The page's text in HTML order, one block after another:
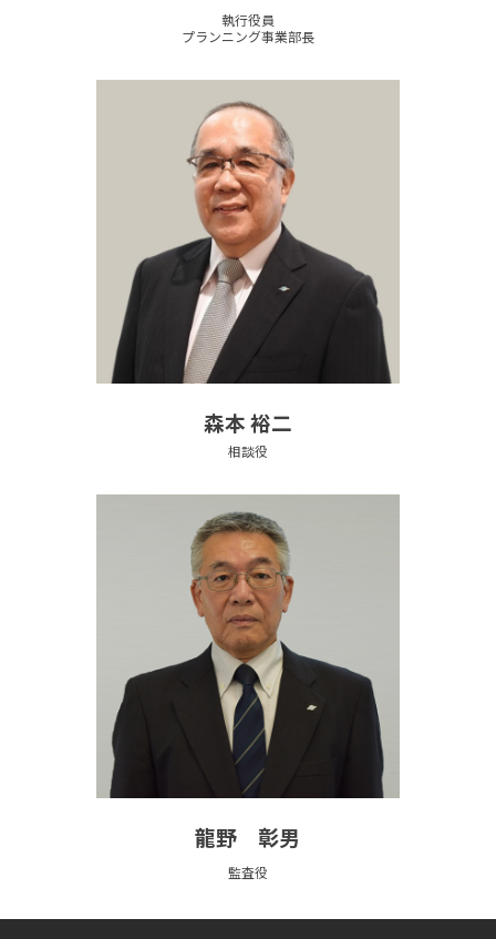
執行役員
プランニング事業部長
森本 裕二
相談役
龍野 彰男
監査役